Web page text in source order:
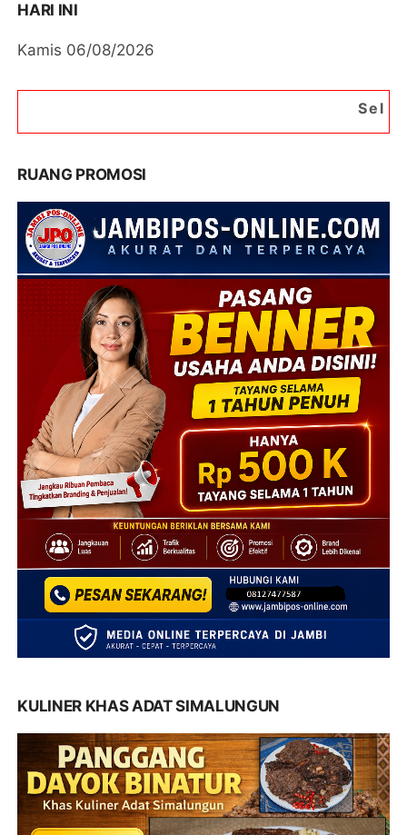
HARI INI
Kamis 06/08/2026
Selamat Datang di
RUANG PROMOSI
KULINER KHAS ADAT SIMALUNGUN